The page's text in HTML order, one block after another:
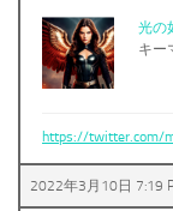
光の
キー
https://twitter.com/
2022年3月10日 7:19